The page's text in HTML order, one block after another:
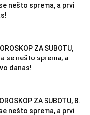
nešto sprema, a prvi
ZA SUBOTU,
se nešto sprema, a
danas!
ZA SUBOTU, 8.
nešto sprema, a prvi